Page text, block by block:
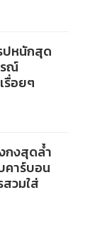
ปหนักสุด
ณ์
รื่อยๆ
กงสุดล้ำ
คาร์บอน
วมใส่